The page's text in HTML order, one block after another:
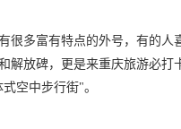
很多富有特点的外号，有的
解放碑，更是来重庆旅游必
空中步行街"。